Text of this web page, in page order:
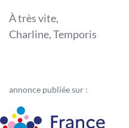
À très vite,
Charline, Temporis
annonce publiée sur :